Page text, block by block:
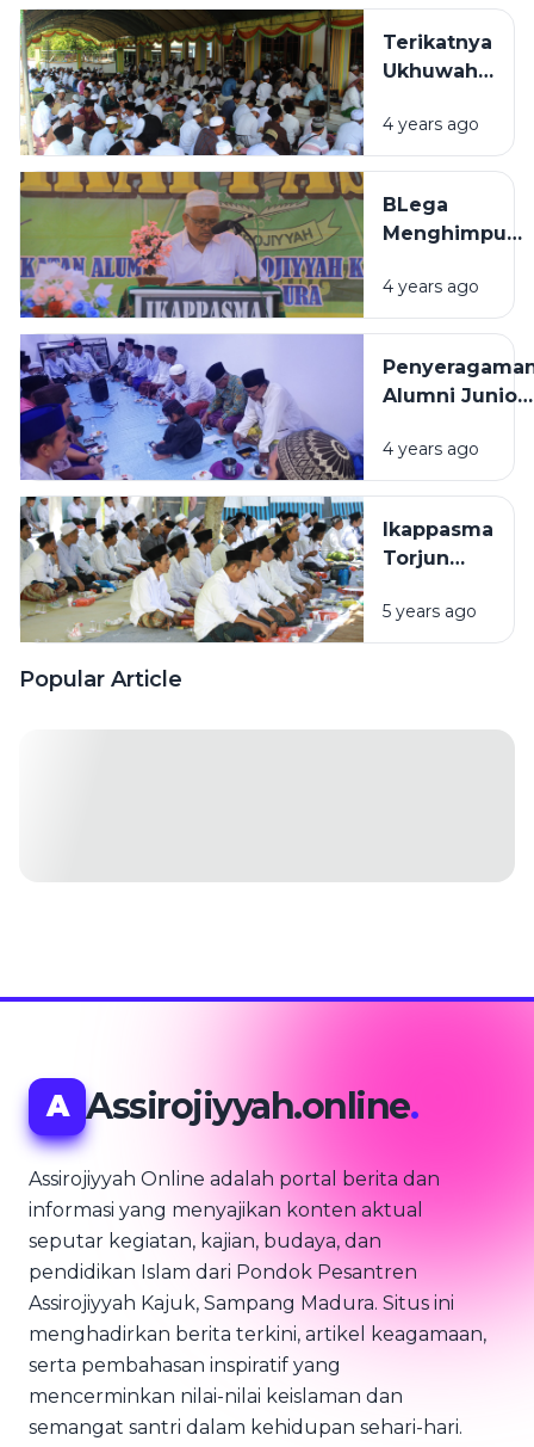
Terikatnya
Ukhuwah
Assirojiyyah
4 years ago
BLega
Menghimpuni
Bertajuk
Hikmah 1
4 years ago
Alumni Junior
dengan
Piyama
4 years ago
Ikappasma
Torjun
acara
pertemuan
5 years ago
Popular Article
A Assirojiyyah.online.
Assirojiyyah Online adalah portal berita dan
informasi yang menyajikan konten aktual
seputar kegiatan, kajian, budaya, dan
pendidikan Islam dari Pondok Pesantren
Assirojiyyah Kajuk, Sampang Madura. Situs ini
menghadirkan berita terkini, artikel keagamaan,
serta pembahasan inspiratif yang
mencerminkan nilai-nilai keislaman dan
semangat santri dalam kehidupan sehari-hari.